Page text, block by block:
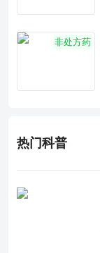
非处方药
热门科普